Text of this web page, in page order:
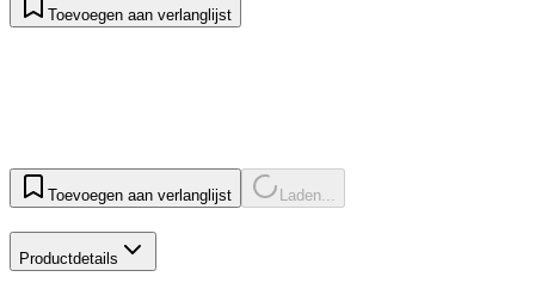
Toevoegen aan verlanglijst
Toevoegen aan verlanglijst Laden...
Productdetails